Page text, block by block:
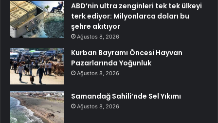
ABD’nin ultra zenginleri tek tek ülkeyi
terk ediyor: Milyonlarca doları bu
şehre akıtıyor
Ağustos 8, 2026
Kurban Bayramı Öncesi Hayvan
Pazarlarında Yoğunluk
Ağustos 8, 2026
Samandağ Sahili’nde Sel Yıkımı
Ağustos 8, 2026